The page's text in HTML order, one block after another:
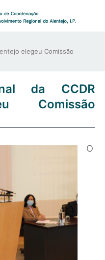
elegeu Comissão
da CCDR
Comissão
O